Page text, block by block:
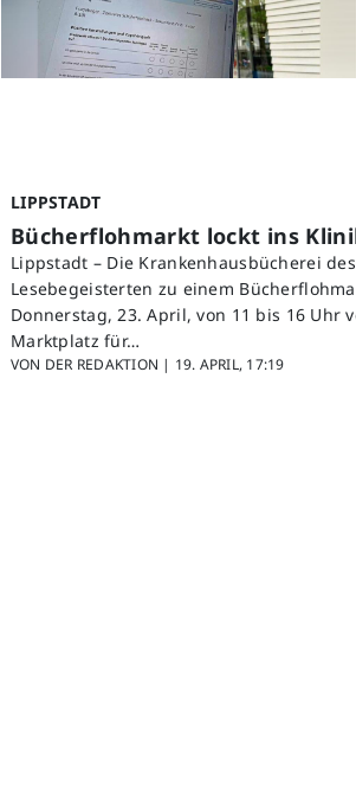
LIPPSTADT
Bücherflohmarkt lockt ins
Lippstadt – Die Krankenhausbücherei
Lesebegeisterten zu einem
Donnerstag, 23. April, von 11 bis 16 Uhr
Marktplatz für…
VON DER REDAKTION | 19. APRIL, 17:19